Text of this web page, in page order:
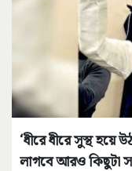
‘ধীরে ধীরে সুস্থ হয়ে
লাগবে আরও কিছুটা